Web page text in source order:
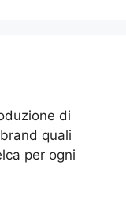
di
quali
per ogni